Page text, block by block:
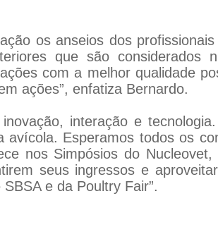
os anseios dos
que são considerados
com a melhor qualidade
ações”, enfatiza Bernardo.
interação e
Esperamos todos os
nos Simpósios do Nucleovet,
seus ingressos e
e da Poultry Fair”.